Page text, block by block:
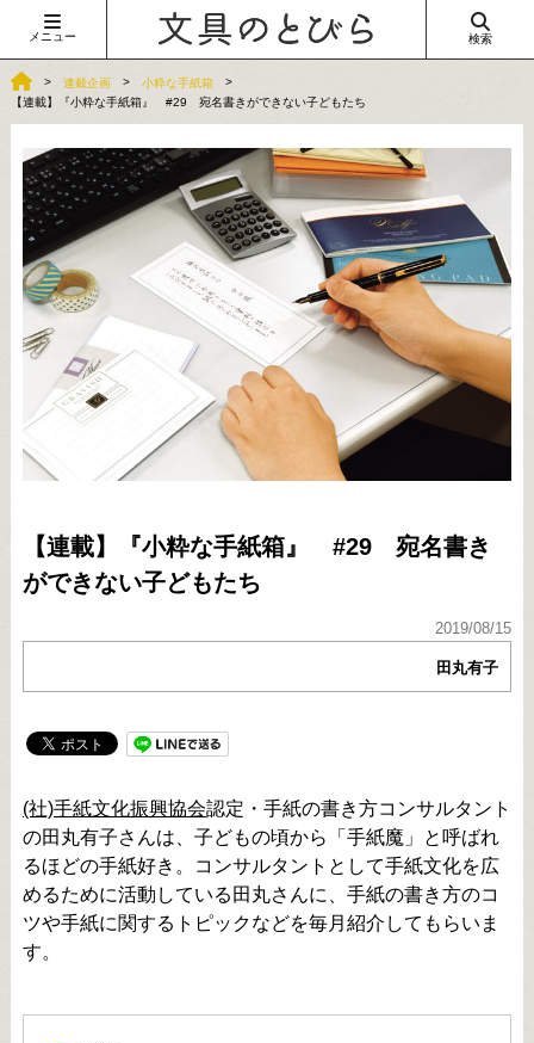
メニュー 検索
連載企画
小粋な手紙箱
【連載】『小粋な手紙箱』 #29 宛名書きができない子どもたち
【連載】『小粋な手紙箱』 #29 宛名書き
ができない子どもたち
2019/08/15
田丸有子
(社)手紙文化振興協会認定・手紙の書き方コンサルタント
の田丸有子さんは、子どもの頃から「手紙魔」と呼ばれ
るほどの手紙好き。コンサルタントとして手紙文化を広
めるために活動している田丸さんに、手紙の書き方のコ
ツや手紙に関するトピックなどを毎月紹介してもらいま
す。